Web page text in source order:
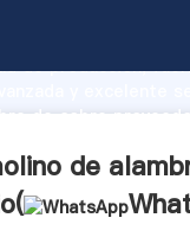
de producción,
de cobre
de